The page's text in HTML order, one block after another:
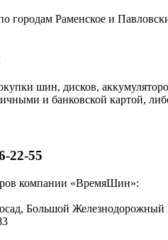
городам Раменское и
и банковской картой,
22-55
компании «ВремяШин»:
Большой Железнодорожный